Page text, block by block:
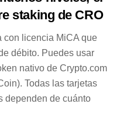
staking de CRO
con licencia MiCA que
débito. Puedes usar
nativo de Crypto.com
Todas las tarjetas
dependen de cuánto